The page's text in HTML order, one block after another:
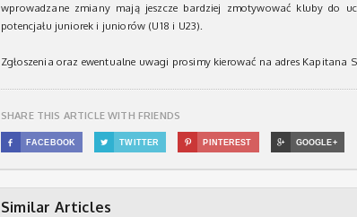
wprowadzane zmiany mają jeszcze bardziej zmotywować kluby do
potencjału juniorek i juniorów (U18 i U23).
Zgłoszenia oraz ewentualne uwagi prosimy kierować na adres Kapitana
SHARE THIS ARTICLE WITH FRIENDS
 FACEBOOK  TWITTER  PINTEREST  GOOGLE+
Similar Articles